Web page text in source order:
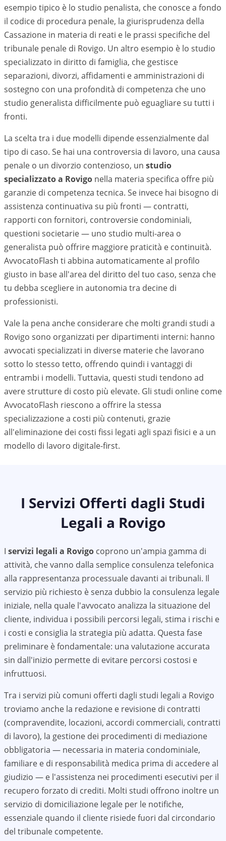
esempio tipico è lo studio penalista, che conosce a fondo
il codice di procedura penale, la giurisprudenza della
Cassazione in materia di reati e le prassi specifiche del
tribunale penale di Rovigo. Un altro esempio è lo studio
specializzato in diritto di famiglia, che gestisce
separazioni, divorzi, affidamenti e amministrazioni di
sostegno con una profondità di competenza che uno
studio generalista difficilmente può eguagliare su tutti i
fronti.
La scelta tra i due modelli dipende essenzialmente dal
tipo di caso. Se hai una controversia di lavoro, una causa
penale o un divorzio contenzioso, un studio
specializzato a Rovigo nella materia specifica offre più
garanzie di competenza tecnica. Se invece hai bisogno di
assistenza continuativa su più fronti — contratti,
rapporti con fornitori, controversie condominiali,
questioni societarie — uno studio multi-area o
generalista può offrire maggiore praticità e continuità.
AvvocatoFlash ti abbina automaticamente al profilo
giusto in base all'area del diritto del tuo caso, senza che
tu debba scegliere in autonomia tra decine di
professionisti.
Vale la pena anche considerare che molti grandi studi a
Rovigo sono organizzati per dipartimenti interni: hanno
avvocati specializzati in diverse materie che lavorano
sotto lo stesso tetto, offrendo quindi i vantaggi di
entrambi i modelli. Tuttavia, questi studi tendono ad
avere strutture di costo più elevate. Gli studi online come
AvvocatoFlash riescono a offrire la stessa
specializzazione a costi più contenuti, grazie
all'eliminazione dei costi fissi legati agli spazi fisici e a un
modello di lavoro digitale-first.
I Servizi Offerti dagli Studi
Legali a Rovigo
I servizi legali a Rovigo coprono un'ampia gamma di
attività, che vanno dalla semplice consulenza telefonica
alla rappresentanza processuale davanti ai tribunali. Il
servizio più richiesto è senza dubbio la consulenza legale
iniziale, nella quale l'avvocato analizza la situazione del
cliente, individua i possibili percorsi legali, stima i rischi e
i costi e consiglia la strategia più adatta. Questa fase
preliminare è fondamentale: una valutazione accurata
sin dall'inizio permette di evitare percorsi costosi e
infruttuosi.
Tra i servizi più comuni offerti dagli studi legali a Rovigo
troviamo anche la redazione e revisione di contratti
(compravendite, locazioni, accordi commerciali, contratti
di lavoro), la gestione dei procedimenti di mediazione
obbligatoria — necessaria in materia condominiale,
familiare e di responsabilità medica prima di accedere al
giudizio — e l'assistenza nei procedimenti esecutivi per il
recupero forzato di crediti. Molti studi offrono inoltre un
servizio di domiciliazione legale per le notifiche,
essenziale quando il cliente risiede fuori dal circondario
del tribunale competente.